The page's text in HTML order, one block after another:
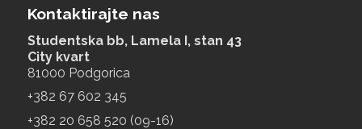
Kontaktirajte nas
Studentska bb, Lamela I, stan 43
City kvart
81000 Podgorica
+‎382 67 602 345
+‎382 20 658 520 (09-16)